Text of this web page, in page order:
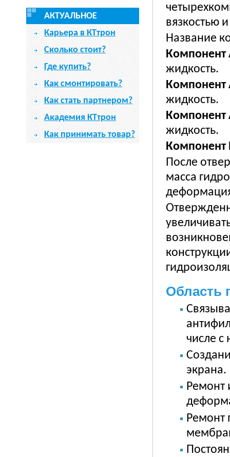
АКТУАЛЬНОЕ
Карьера в КТтрон
Сколько стоит?
Где купить?
Как смонтировать?
Как стать партнером?
Академия КТтрон
Как принимать товар?
вязкостью
Название
Компонент
жидкость.
Компонент
жидкость.
Компонент
жидкость.
Компонент
После
масса
Область
числе
экрана.
Ремонт
Ремонт